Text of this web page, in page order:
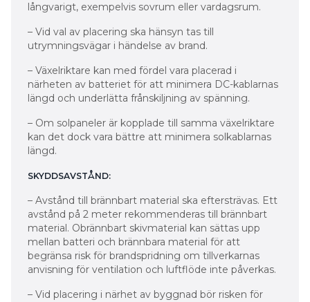
långvarigt, exempelvis sovrum eller vardagsrum.
– Vid val av placering ska hänsyn tas till
utrymningsvägar i händelse av brand.
– Växelriktare kan med fördel vara placerad i
närheten av batteriet för att minimera DC-kablarnas
längd och underlätta frånskiljning av spänning.
– Om solpaneler är kopplade till samma växelriktare
kan det dock vara bättre att minimera solkablarnas
längd.
SKYDDSAVSTÅND:
– Avstånd till brännbart material ska eftersträvas. Ett
avstånd på 2 meter rekommenderas till brännbart
material. Obrännbart skivmaterial kan sättas upp
mellan batteri och brännbara material för att
begränsa risk för brandspridning om tillverkarnas
anvisning för ventilation och luftflöde inte påverkas.
– Vid placering i närhet av byggnad bör risken för